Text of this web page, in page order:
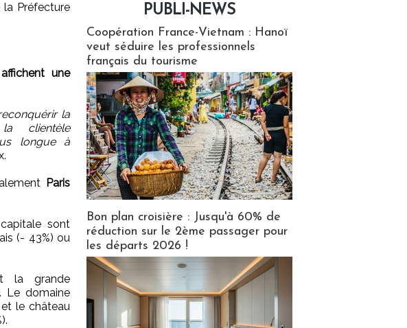
Préfecture
une
la
clientèle
longue à
Paris
sont
(- 43%) ou
la grande
Le domaine
le château
PUBLI-NEWS
Coopération France-Vietnam : Hanoï
veut séduire les professionnels
français du tourisme
Bon plan croisière : Jusqu'à 60% de
réduction sur le 2ème passager pour
les départs 2026 !